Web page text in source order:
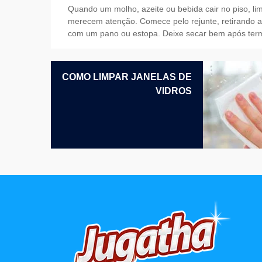
Quando um molho, azeite ou bebida cair no piso,
merecem atenção. Comece pelo rejunte, retirando
com um pano ou estopa. Deixe secar bem após
NAVEGAÇÃO
COMO LIMPAR JANELAS DE
VIDROS